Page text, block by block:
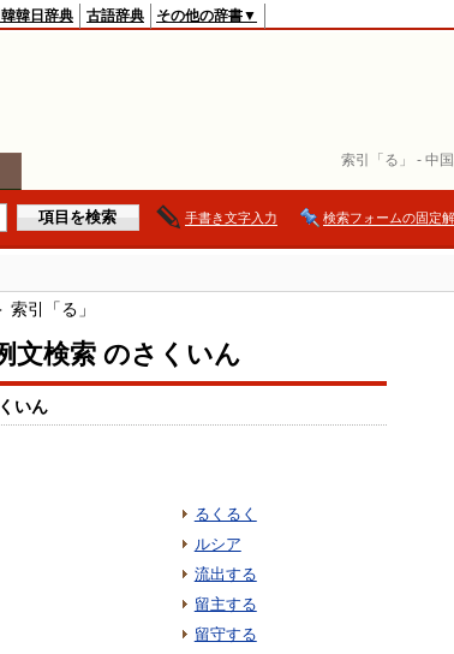
索引「る」 - 中
韓韓日辞典 古語辞典 その他の辞書▼
手書き文字入力 検索フォームの固定
索引「る」
文検索 のさくいん
いん
るくるく
ルシア
流出する
留主する
留守する